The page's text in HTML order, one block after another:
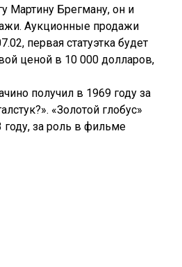
Мартину Брегману, он и
Аукционные продажи
первая статуэтка будет
ценой в 10 000 долларов,
получил в 1969 году за
«Золотой глобус»
году, за роль в фильме